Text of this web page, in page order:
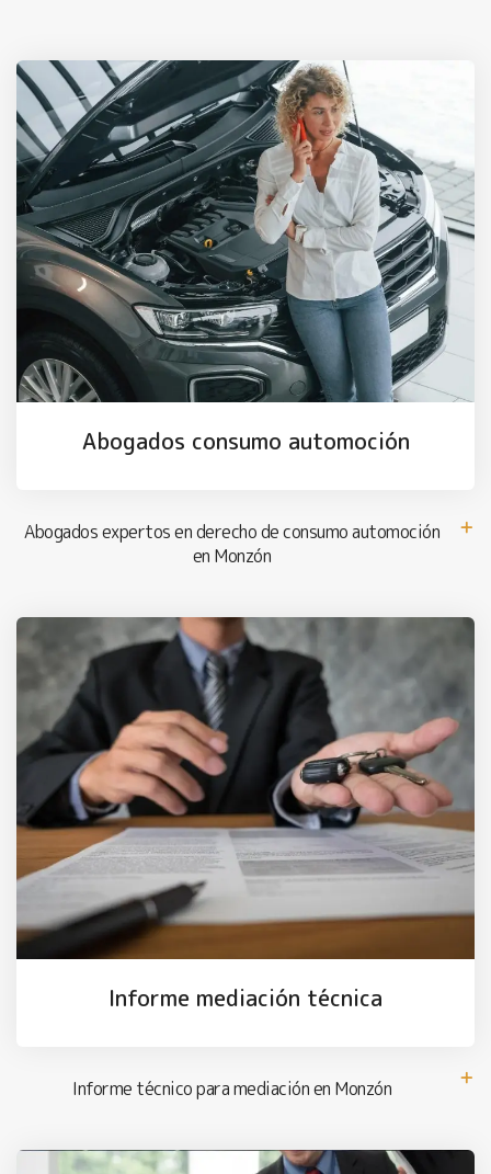
Abogados consumo automoción
Abogados expertos en derecho de consumo automoción
en Monzón
Informe mediación técnica
Informe técnico para mediación en Monzón